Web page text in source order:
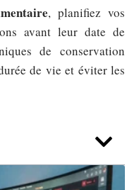
, planifiez vos
avant leur date de
de conservation
de vie et éviter les